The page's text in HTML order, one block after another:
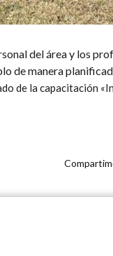
del área y los
de manera
de la capacitación